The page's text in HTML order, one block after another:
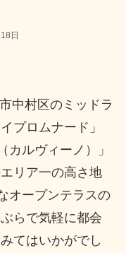
日
中村区のミッドラ
プロムナード」
カルヴィーノ）」
リア一の高さ地
オープンテラスの
らで気軽に都会
てはいかがでし